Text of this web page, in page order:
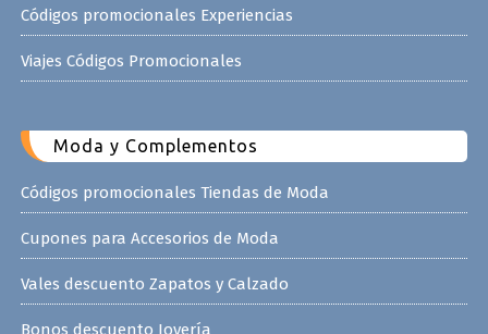
Códigos promocionales Experiencias
Viajes Códigos Promocionales
Moda y Complementos
Códigos promocionales Tiendas de Moda
Cupones para Accesorios de Moda
Vales descuento Zapatos y Calzado
Bonos descuento Joyería